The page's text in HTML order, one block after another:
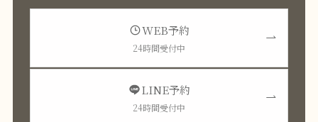
WEB予約
24時間受付中
LINE予約
24時間受付中